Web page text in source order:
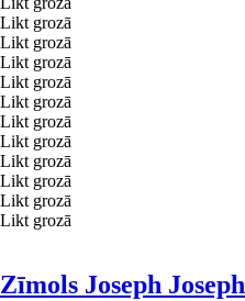
Likt grozā
Likt grozā
Likt grozā
Likt grozā
Likt grozā
Likt grozā
Likt grozā
Likt grozā
Likt grozā
Likt grozā
Likt grozā
Zīmols Joseph Joseph